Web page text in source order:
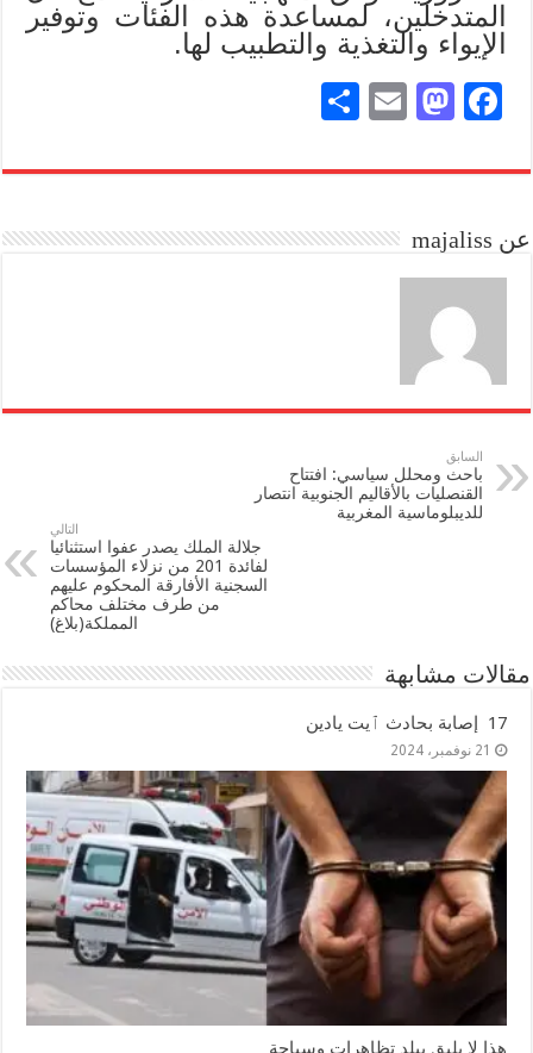
المتدخلين، لمساعدة هذه الفئات وتوفير
الإيواء والتغذية والتطبيب لها.
Fa
bo
M
to
n
E
ail
re
عن majaliss
السابق
باحث ومحلل سياسي: افتتاح
القنصليات بالأقاليم الجنوبية انتصار
للديبلوماسية المغربية
التالي
جلالة الملك يصدر عفوا استثنائيا
لفائدة 201 من نزلاء المؤسسات
السجنية الأفارقة المحكوم عليهم
من طرف مختلف محاكم
المملكة(بلاغ)
مقالات مشابهة
17 إصابة بحادث ٱيت يادين
21 نوفمبر، 2024